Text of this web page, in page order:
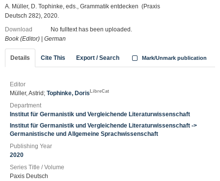
A. Müller, D. Tophinke, eds., Grammatik entdecken (Praxis
Deutsch 282), 2020.
Download
No fulltext has been uploaded.
Book (Editor)
German
Details Cite This Export / Search Mark/Unmark publication
Editor
Müller, Astrid; Tophinke, Doris LibreCat
Department
Institut für Germanistik und Vergleichende Literaturwissenschaft
Institut für Germanistik und Vergleichende Literaturwissenschaft ->
Germanistische und Allgemeine Sprachwissenschaft
Publishing Year
2020
Series Title / Volume
Paxis Deutsch